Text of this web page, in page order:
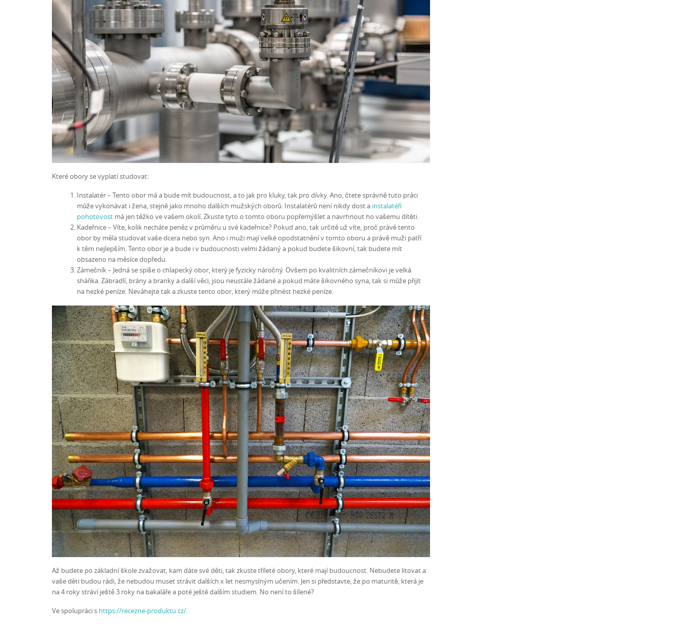
Které obory se vyplatí studovat:
Instalatér – Tento obor má a bude mít budoucnost, a to jak pro kluky, tak pro dívky. Ano, čtete správně tuto práci
může vykonávat i žena, stejně jako mnoho dalších mužských oborů. Instalatérů není nikdy dost a instalatéří
pohotovostmá jen těžko ve vašem okolí. Zkuste tyto o tomto oboru popřemýšlet a navrhnout ho vašemu dítěti.
Kadeřnice – Víte, kolik necháte peněz v průměru u své kadeřnice? Pokud ano, tak určitě už víte, proč právě tento
obor by měla studovat vaše dcera nebo syn. Ano i muži mají velké opodstatnění v tomto oboru a právě muži patří
k těm nejlepším. Tento obor je a bude i v budoucnosti velmi žádaný a pokud budete šikovní, tak budete mít
obsazeno na měsíce dopředu.
Zámečník – Jedná se spíše o chlapecký obor, který je fyzicky náročný. Ovšem po kvalitních zámečníkovi je velká
sháňka. Zábradlí, brány a branky a další věci, jsou neustále žádané a pokud máte šikovného syna, tak si může přijít
na hezké peníze. Neváhejte tak a zkuste tento obor, který může přinést hezké peníze.
Až budete po základní škole zvažovat, kam dáte své děti, tak zkuste tříleté obory, které mají budoucnost. Nebudete litovat a
vaše děti budou rádi, že nebudou muset strávit dalších x let nesmyslným učením. Jen si představte, že po maturitě, která je
na 4 roky stráví ještě 3 roky na bakaláře a poté ještě dalším studiem. No není to šílené?
Ve spolupráci s https://recezne-produktu.cz/.